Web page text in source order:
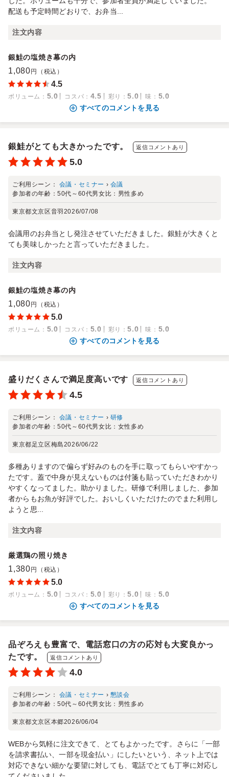
配送も予定時間どおりで、お弁当...
注文内容
銀鮭の塩焼き幕の内
1,080 円（税込）
4.5
ボリューム ： 5.0 コスパ ： 4.5 彩り ：5.0 味 ： 5.0
すべてのコメントを見る
銀鮭がとても大きかったです。 返信コメントあり
5.0
ご利用シーン： 会議・セミナー › 会議
参加者の年齢：50代～60代男女比： 男性多め
東京都文京区音羽 2026/07/08
会議用のお弁当とし発注させていただきました。銀鮭が大きくと
ても美味しかったと言っていただきました。
注文内容
銀鮭の塩焼き幕の内
1,080 円（税込）
5.0
ボリューム ： 5.0 コスパ ： 5.0 彩り ：5.0 味 ： 5.0
すべてのコメントを見る
盛りだくさんで満足度高いです 返信コメントあり
4.5
ご利用シーン： 会議・セミナー › 研修
参加者の年齢：50代～60代男女比： 女性多め
東京都足立区梅島2026/06/22
多種ありますので偏らず好みのものを手に取ってもらいやすかっ
たです。蓋で中身が見えないものは付箋も貼っていただきわかり
やすくなってました。助かりました。研修で利用しました、参加
者からもお魚が好評でした。おいしくいただけたのでまた利用し
ようと思...
注文内容
厳選鶏の照り焼き
1,380 円（税込）
5.0
ボリューム ： 5.0 コスパ ： 5.0 彩り ：5.0 味 ： 5.0
すべてのコメントを見る
品ぞろえも豊富で、電話窓口の方の応対も大変良かっ
たです。
返信コメントあり
4.0
ご利用シーン： 会議・セミナー › 懇談会
参加者の年齢：50代～60代男女比： 男性多め
東京都文京区本郷2026/06/04
WEBから気軽に注文できて、とてもよかったです。さらに「一部
を請求書払い、一部を現金払い」にしたいという、ネット上では
対応できない細かな要望に対しても、電話でとても丁寧に対応し